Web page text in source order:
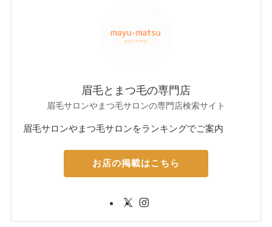
眉毛とまつ毛の専門店
眉毛サロンやまつ毛サロンの専門店検索サイト
眉毛サロンやまつ毛サロンをランキングでご案内
お店の掲載はこちら